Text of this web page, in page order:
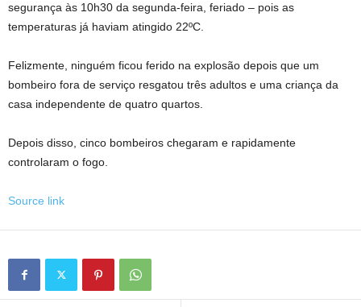
segurança às 10h30 da segunda-feira, feriado – pois as
temperaturas já haviam atingido 22ºC.
Felizmente, ninguém ficou ferido na explosão depois que um
bombeiro fora de serviço resgatou três adultos e uma criança da
casa independente de quatro quartos.
Depois disso, cinco bombeiros chegaram e rapidamente
controlaram o fogo.
Source link